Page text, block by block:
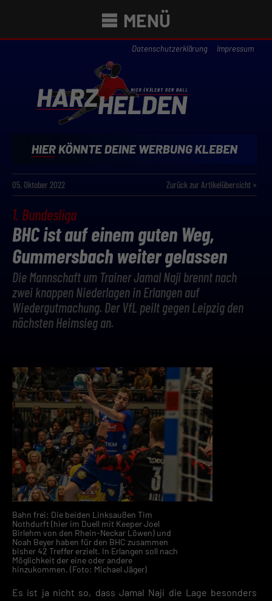
MENÜ
Datenschutzerklärung Impressum
05. Oktober 2022 Zurück zur Artikelübersicht »
1. Bundesliga
BHC ist auf einem guten Weg,
Gummersbach weiter gelassen
Die Mannschaft um Trainer Jamal Naji brennt nach
zwei knappen Niederlagen in Erlangen auf
Wiedergutmachung. Der VfL peilt gegen Leipzig den
nächsten Heimsieg an.
Bahn frei: Die beiden Linksaußen Tim
Nothdurft (hier im Duell mit Keeper Joel
Birlehm von den Rhein-Neckar Löwen) und
Noah Beyer haben für den BHC zusammen
bisher 42 Treffer erzielt. In Erlangen soll nach
Möglichkeit der eine oder andere
hinzukommen. (Foto: Michael Jäger)
Es ist ja nicht so, dass Jamal Naji die Lage besonders